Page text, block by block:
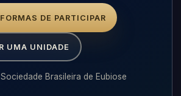
DE PARTICIPAR
UMA UNIDADE
Brasileira de Eubiose